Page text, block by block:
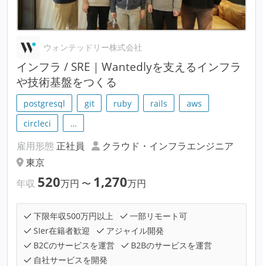
ウォンテッドリー株式会社
インフラ / SRE｜Wantedlyを支えるインフラ
や技術基盤をつくる
postgresql git ruby rails
aws
circleci
…
雇用形態 正社員
クラウド・インフラエンジニア
東京
年収 520万円 〜 1,270万円
下限年収500万円以上
一部リモート可
SIer在籍者歓迎
アジャイル開発
B2Cのサービスを運営
B2Bのサービスを運営
自社サービスを開発